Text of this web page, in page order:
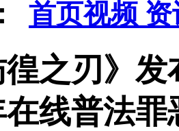
首页视频 资
之刃》
线普法罪